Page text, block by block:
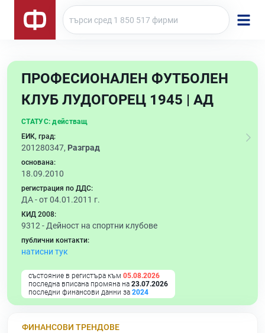
ПРОФЕСИОНАЛЕН ФУТБОЛЕН
КЛУБ ЛУДОГОРЕЦ 1945 | АД
СТАТУС: действащ
ЕИК, град:
201280347, Разград
основана:
18.09.2010
регистрация по ДДС:
ДА - от 04.01.2011 г.
КИД 2008:
9312 - Дейност на спортни клубове
публични контакти:
натисни тук
състояние в регистъра към 05.08.2026
последна вписана промяна на 23.07.2026
последни финансови данни за 2024
ФИНАНСОВИ ТРЕНДОВЕ